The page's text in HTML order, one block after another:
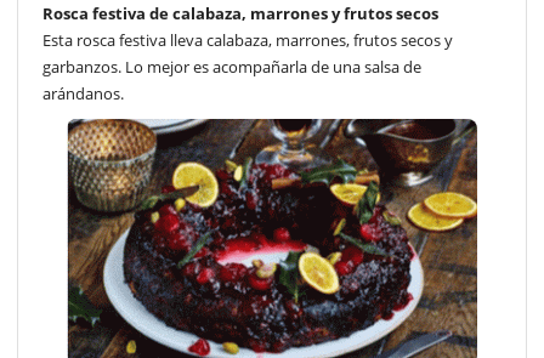
Rosca festiva de calabaza, marrones y frutos secos
Esta rosca festiva lleva calabaza, marrones, frutos secos y
garbanzos. Lo mejor es acompañarla de una salsa de
arándanos.